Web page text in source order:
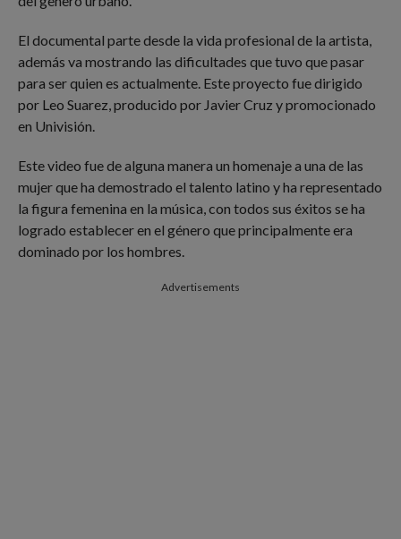
El documental parte desde la vida profesional de la artista,
además va mostrando las dificultades que tuvo que pasar
para ser quien es actualmente. Este proyecto fue dirigido
por Leo Suarez, producido por Javier Cruz y promocionado
en Univisión.
Este video fue de alguna manera un homenaje a una de las
mujer que ha demostrado el talento latino y ha representado
la figura femenina en la música, con todos sus éxitos se ha
logrado establecer en el género que principalmente era
dominado por los hombres.
Advertisements